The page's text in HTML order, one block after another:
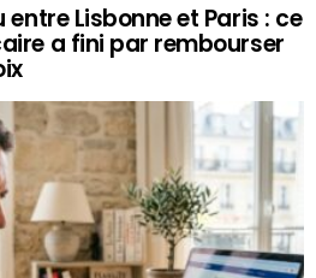
Lisbonne et Paris : ce
a fini par rembourser